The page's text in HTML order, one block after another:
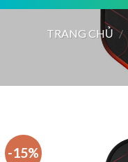
TRANG CHỦ /
-15%